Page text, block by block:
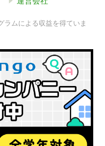
ラムによる収益を得ていま